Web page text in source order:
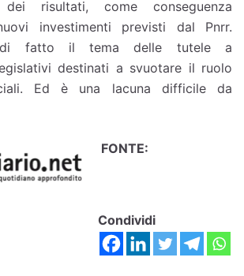
dei risultati, come conseguenza
investimenti previsti dal Pnrr.
di fatto il tema delle tutele a
destinati a svuotare il ruolo
Ed è una lacuna difficile da
FONTE:
Condividi